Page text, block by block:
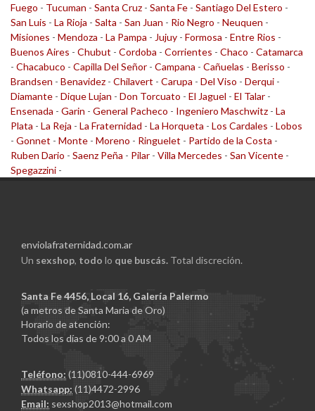
Fuego - Tucuman - Santa Cruz - Santa Fe - Santiago Del Estero -
San Luis - La Rioja - Salta - San Juan - Rio Negro - Neuquen -
Misiones - Mendoza - La Pampa - Jujuy - Formosa - Entre Rios -
Buenos Aires - Chubut - Cordoba - Corrientes - Chaco - Catamarca
- Chacabuco - Capilla Del Señor - Campana - Cañuelas - Berisso -
Brandsen - Benavidez - Chilavert - Carupa - Del Viso - Derqui -
Diamante - Dique Lujan - Don Torcuato - El Jaguel - El Talar -
Ensenada - Garin - General Pacheco - Ingeniero Maschwitz - La
Plata - La Reja - La Fraternidad - La Horqueta - Los Cardales - Lobos
- Gonnet - Monte - Moreno - Ringuelet - Partido de la Costa -
Ruben Dario - Saenz Peña - Pilar - Villa Mercedes - San Vicente -
Spegazzini -
enviolafraternidad.com.ar
Un sexshop, todo lo que buscás. Total discreción.
Santa Fe 4456, Local 16, Galería Palermo
(a metros de Santa Maria de Oro)
Horario de atención:
Todos los días de 9:00 a 0 AM
Teléfono: (11)0810-444-6969
Whatsapp: (11)4472-2996
Email: sexshop2013@hotmail.com